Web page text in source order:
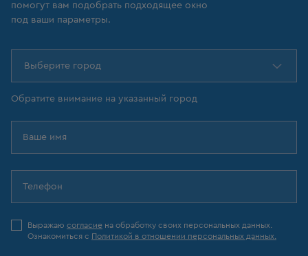
помогут вам подобрать подходящее окно
под ваши параметры.
Выберите город
Обратите внимание на указанный город
Выражаю согласие на обработку своих персональных данных.
Ознакомиться с Политикой в отношении персональных данных.